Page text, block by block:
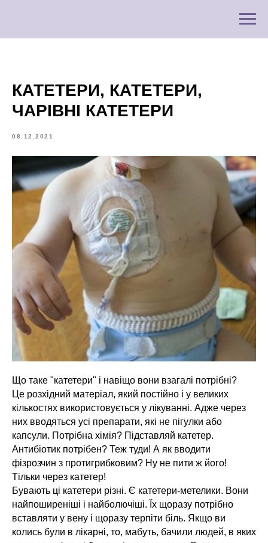
КАТЕТЕРИ, КАТЕТЕРИ,
ЧАРІВНІ КАТЕТЕРИ
08.12.2021
Що таке "катетери" і навіщо вони взагалі потрібні?
Це розхідний матеріал, який постійно і у великих
кількостях використовується у лікуванні. Адже через
них вводяться усі препарати, які не пігулки або
капсули. Потрібна хімія? Підставляй катетер.
Антибіотик потрібен? Теж туди! А як вводити
фізрозчин з протигрибковим? Ну не пити ж його!
Тільки через катетер!
Бувають ці катетери різні. Є катетери-метелики. Вони
найпоширеніші і найболючіші. Їх щоразу потрібно
вставляти у вену і щоразу терпіти біль. Якщо ви
колись були в лікарні, то, мабуть, бачили людей, в яких